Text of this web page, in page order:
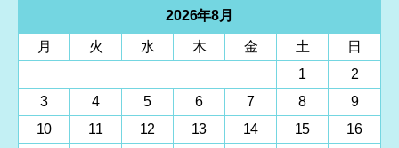
2026年8月
月 火 水 木 金 土
日
1
2
3
4 5 6 7 8
9
10
11 12 13 14 15 16